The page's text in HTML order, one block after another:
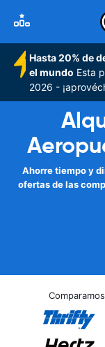
Hasta 20% de
el mundo Esta
2026 -
Ahorre tiempo y
ofertas de las